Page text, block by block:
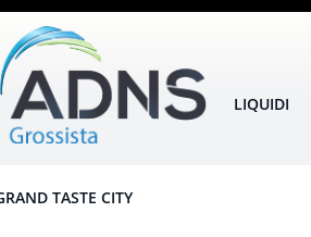
LIQUIDI
TASTE CITY